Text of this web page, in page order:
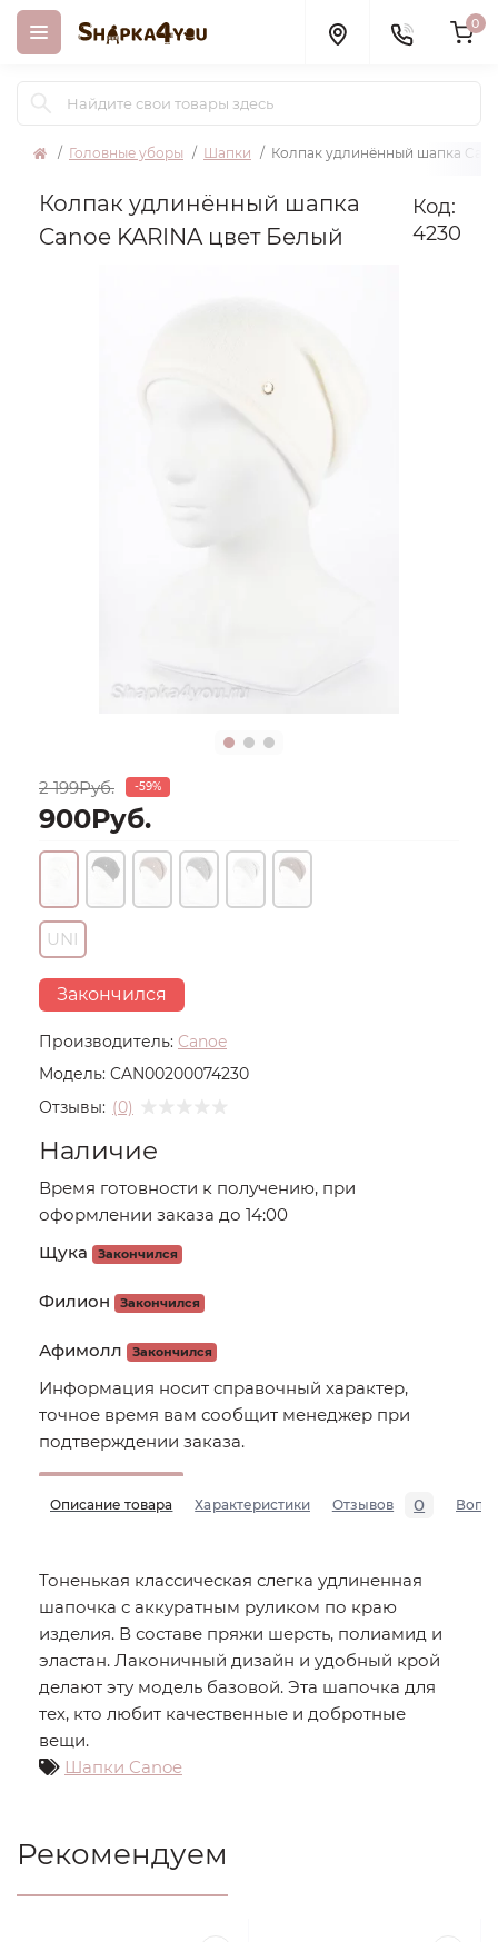
0
Головные уборы Шапки Колпак удлинённый шапка
Колпак удлинённый шапка
Canoe KARINA цвет Белый
Код:
4230
Производитель: Canoe
Модель: CAN00200074230
Отзывы: (0)
2 199Руб. -59%
900Руб.
UNI
Закончился
Наличие
Время готовности к получению, при
оформлении заказа до 14:00
Щука
Закончился
Филион Закончился
Афимолл Закончился
Информация носит справочный характер,
точное время вам сообщит менеджер при
подтверждении заказа.
Описание товара Характеристики Отзывов 0
Тоненькая классическая слегка удлиненная
шапочка с аккуратным руликом по краю
изделия. В составе пряжи шерсть, полиамид и
эластан. Лаконичный дизайн и удобный крой
делают эту модель базовой. Эта шапочка для
тех, кто любит качественные и добротные
вещи.
Шапки Canoe
Рекомендуем